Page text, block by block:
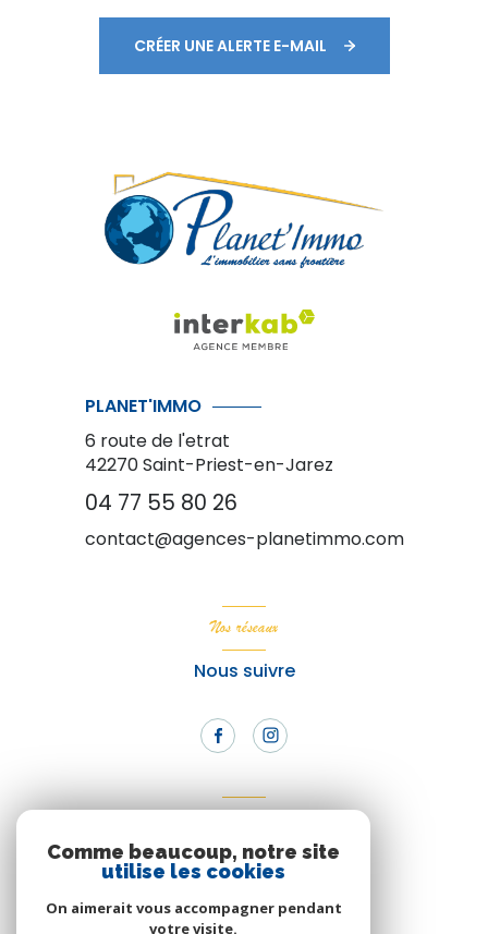
CRÉER UNE ALERTE E-MAIL
PLANET'IMMO
6 route de l'etrat
42270Saint-Priest-en-Jarez
04 77 55 80 26
contact@agences-planetimmo.com
Nos réseaux
Nous suivre
Nous adhérons
Comme beaucoup, notre site
utilise les cookies
On aimerait vous accompagner pendant
votre visite.